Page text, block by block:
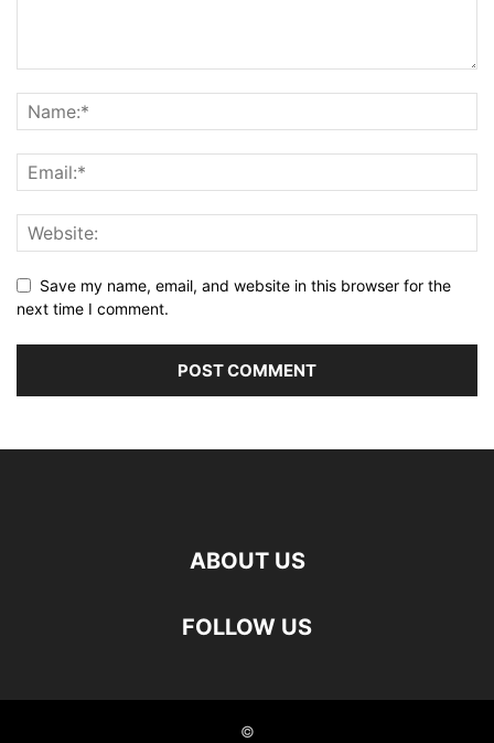
Save my name, email, and website in this browser for the
next time I comment.
ABOUT US
FOLLOW US
©